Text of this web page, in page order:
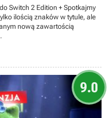
Switch 2 Edition + Spotkajmy
ilością znaków w tytule, ale
nową zawartością
9.0